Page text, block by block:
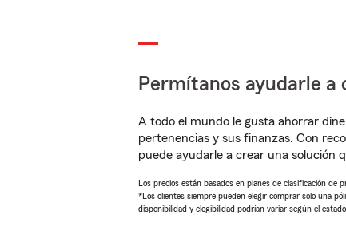
Permítanos ayudarle a
A todo el mundo le gusta ahorrar
pertenencias y sus finanzas. Con
puede ayudarle a crear una solución
Los precios están basados en planes de clasificación de
*Los clientes siempre pueden elegir comprar solo una
disponibilidad y elegibilidad podrían variar según el estado.